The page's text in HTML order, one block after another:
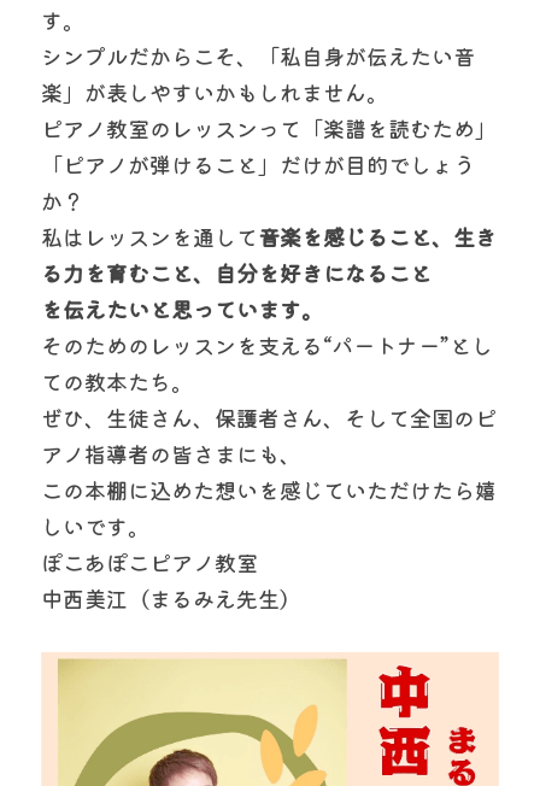
す。
シンプルだからこそ、「私自身が伝えたい音
楽」が表しやすいかもしれません。
ピアノ教室のレッスンって「楽譜を読むため」
「ピアノが弾けること」だけが目的でしょう
か？
私はレッスンを通して音楽を感じること、生き
る力を育むこと、自分を好きになること
を伝えたいと思っています。
そのためのレッスンを支える“パートナー”とし
ての教本たち。
ぜひ、生徒さん、保護者さん、そして全国のピ
アノ指導者の皆さまにも、
この本棚に込めた想いを感じていただけたら嬉
しいです。
ぽこあぽこピアノ教室
中西美江（まるみえ先生）